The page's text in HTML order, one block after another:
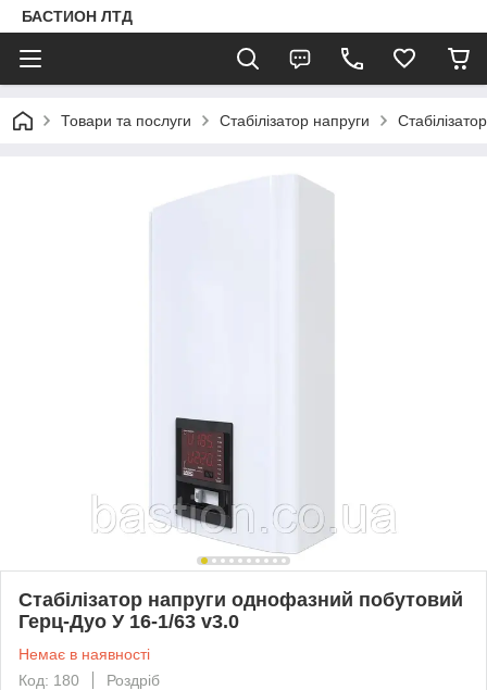
БАСТИОН ЛТД
Товари та послуги Стабілізатор напруги
Стабілізатор напруги однофазний побутовий
Герц-Дуо У 16-1/63 v3.0
Немає в наявності
Код: 180
Роздріб